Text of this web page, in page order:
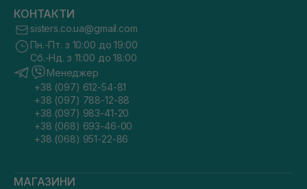
КОНТАКТИ
sisters.co.ua@gmail.com
Пн.-Пт. з 10:00 до 19:00
Сб.-Нд. з 11:00 до 18:00
Менеджер
+38 (097) 612-54-81
+38 (097) 788-12-88
+38 (097) 983-41-20
+38 (068) 693-46-00
+38 (068) 951-22-86
МАГАЗИНИ